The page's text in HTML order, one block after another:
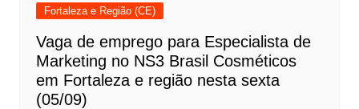
Fortaleza e Região (CE)
Vaga de emprego para Especialista de
Marketing no NS3 Brasil Cosméticos
em Fortaleza e região nesta sexta
(05/09)